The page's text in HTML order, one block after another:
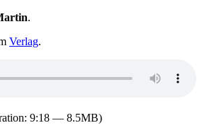
.
Verlag.
9:18 — 8.5MB)